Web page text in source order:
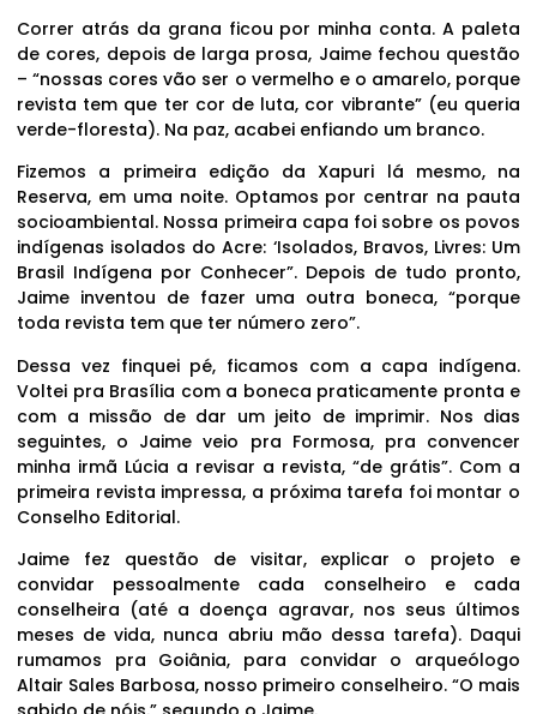
Correr atrás da grana ficou por minha conta. A paleta
de cores, depois de larga prosa, Jaime fechou questão
– “nossas cores vão ser o vermelho e o amarelo, porque
revista tem que ter cor de luta, cor vibrante” (eu queria
verde-floresta). Na paz, acabei enfiando um branco.
Fizemos a primeira edição da Xapuri lá mesmo, na
Reserva, em uma noite. Optamos por centrar na pauta
socioambiental. Nossa primeira capa foi sobre os povos
indígenas isolados do Acre: ‘Isolados, Bravos, Livres: Um
Brasil Indígena por Conhecer”. Depois de tudo pronto,
Jaime inventou de fazer uma outra boneca, “porque
toda revista tem que ter número zero”.
Dessa vez finquei pé, ficamos com a capa indígena.
Voltei pra Brasília com a boneca praticamente pronta e
com a missão de dar um jeito de imprimir. Nos dias
seguintes, o Jaime veio pra Formosa, pra convencer
minha irmã Lúcia a revisar a revista, “de grátis”. Com a
primeira revista impressa, a próxima tarefa foi montar o
Conselho Editorial.
Jaime fez questão de visitar, explicar o projeto e
convidar pessoalmente cada conselheiro e cada
conselheira (até a doença agravar, nos seus últimos
meses de vida, nunca abriu mão dessa tarefa). Daqui
rumamos pra Goiânia, para convidar o arqueólogo
Altair Sales Barbosa, nosso primeiro conselheiro. “O mais